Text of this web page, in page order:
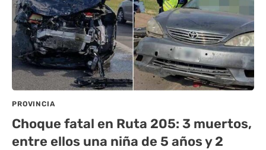
PROVINCIA
Choque fatal en Ruta 205: 3 muertos,
entre ellos una niña de 5 años y 2